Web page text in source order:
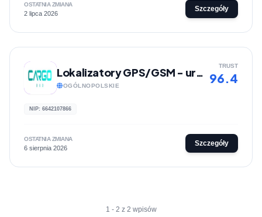
OSTATNIA ZMIANA
2 lipca 2026
Szczegóły
Lokalizatory GPS/GSM - urządzenia szpiegowskie | Sklep internetowy Cargo-Bud
OGÓLNOPOLSKIE
TRUST
96.4
NIP: 6642107866
OSTATNIA ZMIANA
6 sierpnia 2026
Szczegóły
1 - 2 z 2 wpisów